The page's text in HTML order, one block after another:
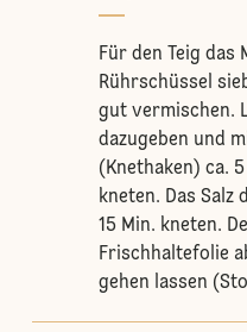
Für den Teig das
Rührschüssel
gut vermischen.
dazugeben und
(Knethaken) ca.
kneten. Das Salz
15 Min. kneten.
Frischhaltefolie
gehen lassen